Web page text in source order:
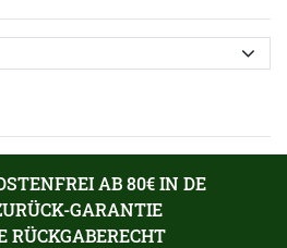
AB 80€ IN DE
GARANTIE
RÜCKGABERECHT